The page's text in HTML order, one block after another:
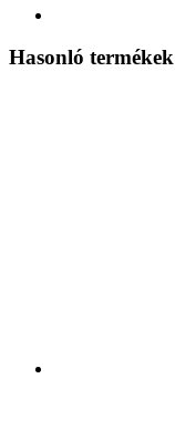
Hasonló termékek